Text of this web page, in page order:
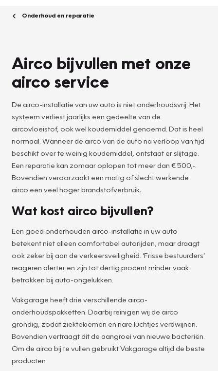
Onderhoud en reparatie
Airco bijvullen met onze
airco service
De airco-installatie van uw auto is niet onderhoudsvrij. Het
systeem verliest jaarlijks een gedeelte van de
aircovloeistof, ook wel koudemiddel genoemd. Dat is heel
normaal. Wanneer de airco van de auto na verloop van tijd
beschikt over te weinig koudemiddel, ontstaat er slijtage.
Een reparatie kan zomaar oplopen tot meer dan € 500,-.
Bovendien veroorzaakt een matig of slecht werkende
airco een veel hoger brandstofverbruik.
Wat kost airco bijvullen?
Een goed onderhouden airco-installatie in uw auto
betekent niet alleen comfortabel autorijden, maar draagt
ook zeker bij aan de verkeersveiligheid. ‘Frisse bestuurders’
reageren alerter en zijn tot dertig procent minder vaak
betrokken bij auto-ongelukken.
Vakgarage heeft drie verschillende airco-
onderhoudspakketten. Daarbij reinigen wij de airco
grondig, zodat ziektekiemen en nare luchtjes verdwijnen.
Bovendien vertraagt dit de aangroei van nieuwe bacteriën.
Om de airco bij te vullen gebruikt Vakgarage altijd de beste
producten.